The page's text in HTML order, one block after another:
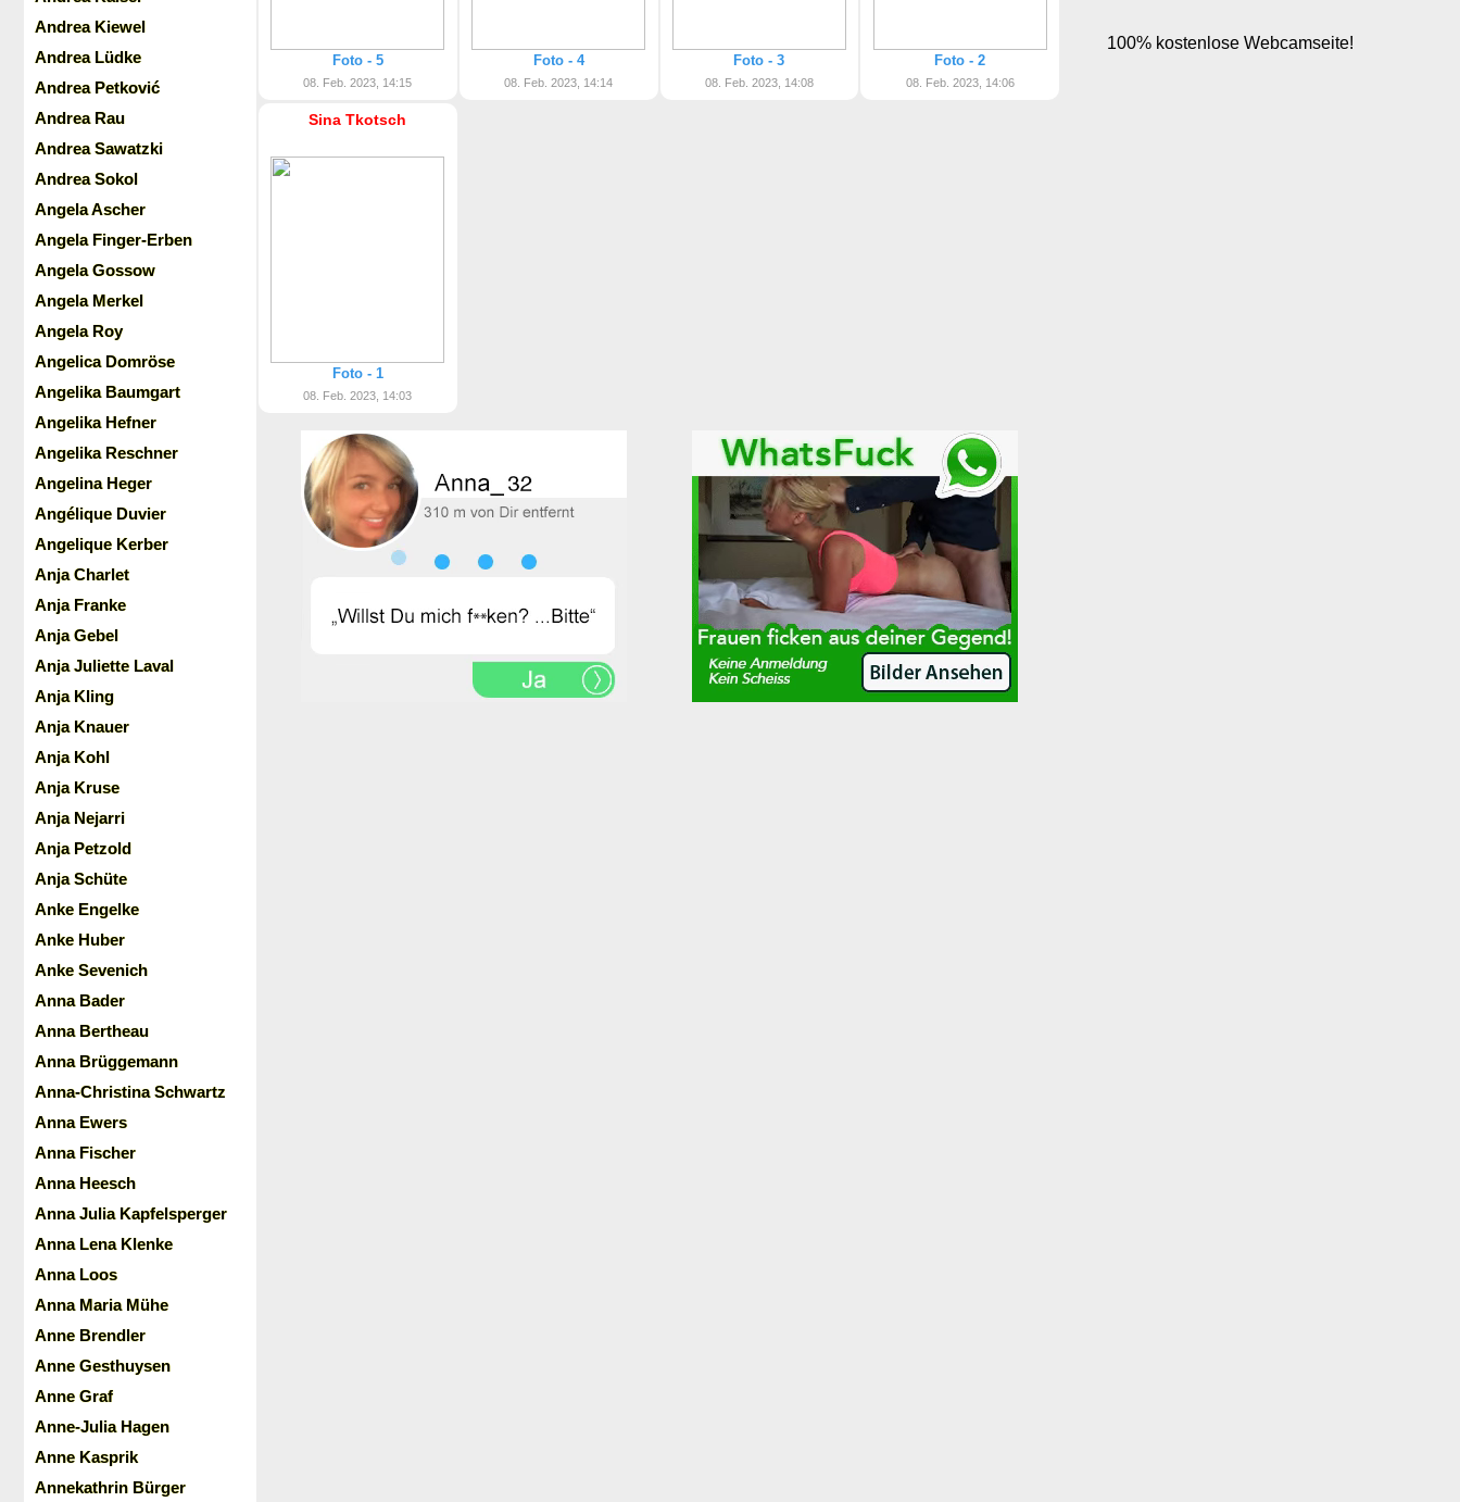
Andrea Kiewel
Andrea Lüdke
Andrea Petković
Andrea Rau
Andrea Sawatzki
Andrea Sokol
Angela Ascher
Angela Finger-Erben
Angela Gossow
Angela Merkel
Angela Roy
Angelica Domröse
Angelika Baumgart
Angelika Hefner
Angelika Reschner
Angelina Heger
Angélique Duvier
Angelique Kerber
Anja Charlet
Anja Franke
Anja Gebel
Anja Juliette Laval
Anja Kling
Anja Knauer
Anja Kohl
Anja Kruse
Anja Nejarri
Anja Petzold
Anja Schüte
Anke Engelke
Anke Huber
Anke Sevenich
Anna Bader
Anna Bertheau
Anna Brüggemann
Anna-Christina Schwartz
Anna Ewers
Anna Fischer
Anna Heesch
Anna Julia Kapfelsperger
Anna Lena Klenke
Anna Loos
Anna Maria Mühe
Anne Brendler
Anne Gesthuysen
Anne Graf
Anne-Julia Hagen
Anne Kasprik
Annekathrin Bürger
Foto - 5
08. Feb. 2023, 14:15
Foto - 4
08. Feb. 2023, 14:14
Foto - 3
08. Feb. 2023, 14:08
Foto - 2
08. Feb. 2023, 14:06
Sina Tkotsch
Foto - 1
08. Feb. 2023, 14:03